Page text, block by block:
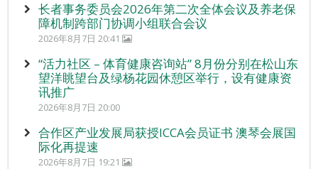
长者事务委员会2026年第二次全体会议及养老保
障机制跨部门协调小组联合会议
2026年8月7日 20:41
“活力社区 – 体育健康咨询站” 8月份分别在松山东
望洋眺望台及绿杨花园休憩区举行，设有健康资
讯推广
2026年8月7日 20:00
合作区产业发展局获授ICCA会员证书 澳琴会展国
际化再提速
2026年8月7日 19:21